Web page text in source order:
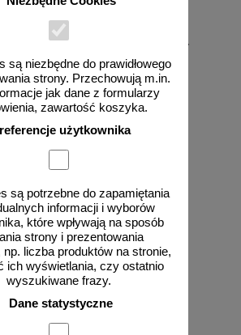
są niezbędne do prawidłowego
strony. Przechowują m.in.
jak dane z formularzy
zawartość koszyka.
użytkownika
są potrzebne do zapamiętania
informacji i wyborów
które wpływają na sposób
strony i prezentowania
np. liczba produktów na stronie,
ich wyświetlania, czy ostatnio
wyszukiwane frazy.
Dane statystyczne
od 178,35 zł
145,00 zł netto
do koszyka
drogowe